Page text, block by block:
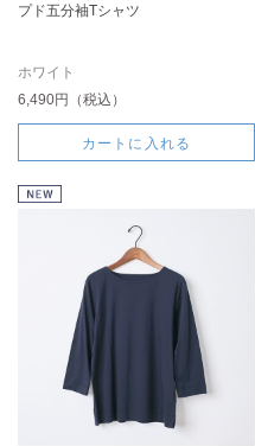
プド五分袖Tシャツ
ホワイト
6,490円（税込）
カートに入れる